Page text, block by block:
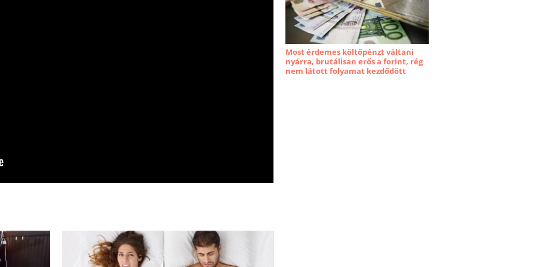
Most érdemes költőpénzt váltani
nyárra, brutálisan erős a forint, rég
nem látott folyamat kezdődött